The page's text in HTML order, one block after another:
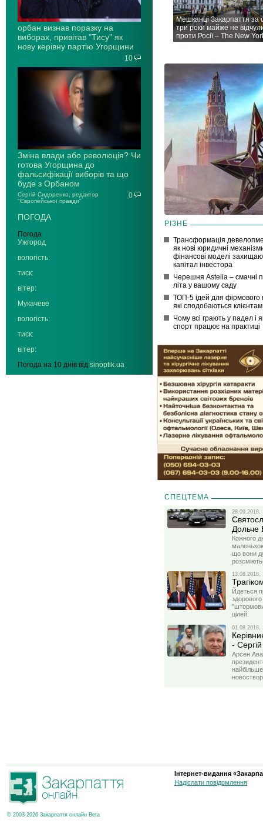
орбан визнав поразку на
виборах, привітав "Тису" як
нову керівну партію Угорщини
10
Зміна влади або революція? Чи
готова Угорщина до
фальсифікації виборів та що
буде з Орбаном
Сергій Сидоренко, редактор
"Європейської правди"
0
ПОГОДА
Погода
Ужгород
вологість:
тиск:
вітер:
Мукачеве
вологість:
тиск:
вітер:
Погода на 10 днів від sinoptik.ua
Мешканці Закарпаття за
три роки майже не
проти Росії – The New
РІЗНЕ
Трансформація
як нові юридичні
фінансові моделі
капітал інвестора
Черешня Astelia – смачні
літа у вашому саду
ТОП-5 ідей для фірмового
які сподобаються клієнтам
Чому всі грають у падел і
спорт працює на практиці
СПЕЦТЕМА
28.09.2018,
Дольче
Кожного
що вони
13.08.2018,
Йдеться
цілей.
01.08.2018,
-
Арсен
© 2003-2026 Закарпаття онлайн Beta
Інтернет-видання
Надіслати повідомлення